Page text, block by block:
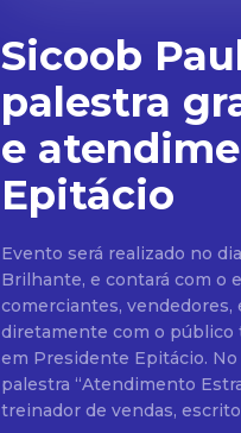
Sicoob
palestra
e
Epitácio
Evento será realizado no
Brilhante, e contará com o
comerciantes,
diretamente com o público
em Presidente Epitácio. No
palestra “Atendimento
treinador de vendas,